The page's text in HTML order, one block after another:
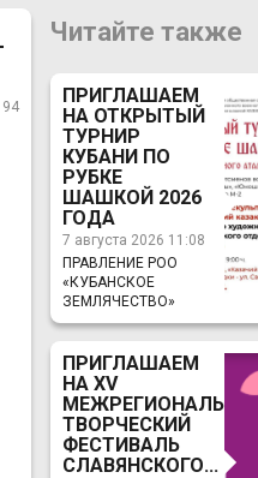
Читайте также
ПРИГЛАШАЕМ
НА ОТКРЫТЫЙ
ТУРНИР
КУБАНИ ПО
РУБКЕ
ШАШКОЙ 2026
ГОДА
7 августа 2026 11:08
ПРАВЛЕНИЕ РОО
«КУБАНСКОЕ
ЗЕМЛЯЧЕСТВО»
ПРИГЛАШАЕМ
НА ХV
МЕЖРЕГИОНАЛЬНЫЙ
ТВОРЧЕСКИЙ
ФЕСТИВАЛЬ
СЛАВЯНСКОГО...